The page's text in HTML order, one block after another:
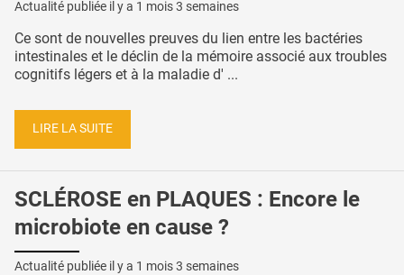
Actualité publiée il y a 1 mois 3 semaines
Ce sont de nouvelles preuves du lien entre les bactéries
intestinales et le déclin de la mémoire associé aux troubles
cognitifs légers et à la maladie d' ...
LIRE LA SUITE
SCLÉROSE en PLAQUES : Encore le
microbiote en cause ?
Actualité publiée il y a 1 mois 3 semaines